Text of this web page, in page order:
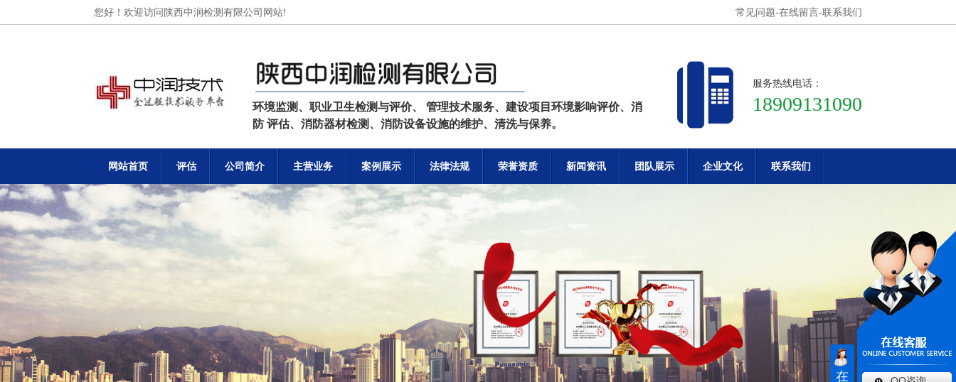
您好！欢迎访问陕西中润检测有限公司网站! 常见问题-在线留言-联系我们
环境监测、职业卫生检测与评价、 管理技术服务、建设项目环境影响评价、消
防 评估、消防器材检测、消防设备设施的维护、清洗与保养。
服务热线电话：
18909131090
网站首页 评估 公司简介 主营业务 案例展示 法律法规 荣誉资质 新闻资讯 团队展示 企业文化 联系我们
在